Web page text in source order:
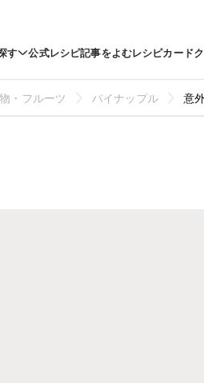
す 公式レシピ記事をよむレシピカード
・フルーツ パイナップル 意